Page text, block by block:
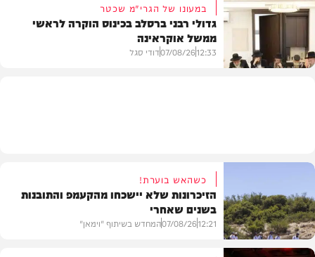
במעונו של הגרי"מ שכטר
גדולי רבני ברסלב בכינוס הוקרה לראשי
ממשל אוקראינה
12:33
07/08/26דודי סגל
כשהאש בוערת!
הזיכרונות שלא יישכחו מהקעמפ והתובנות
בשנים שאחרי
12:21
07/08/26המחדש בשיתוף "וימאן"